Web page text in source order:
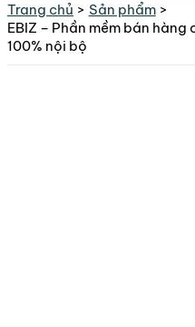
Trang chủ
Sản phẩm
EBIZ – Phần mềm bán
100% nội bộ